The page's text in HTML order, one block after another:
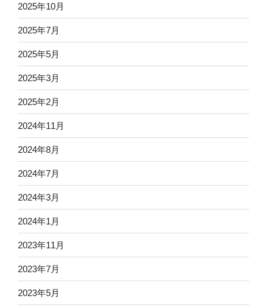
2025年10月
2025年7月
2025年5月
2025年3月
2025年2月
2024年11月
2024年8月
2024年7月
2024年3月
2024年1月
2023年11月
2023年7月
2023年5月